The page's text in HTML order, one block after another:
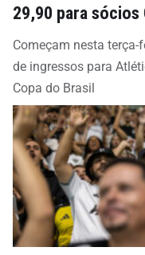
29,90 para sócios
Começam nesta
de ingressos para
Copa do Brasil